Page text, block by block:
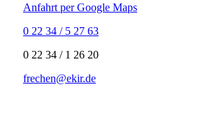
Anfahrt per Google Maps
0 22 34 / 5 27 63
‍0 22 34 / ‍1 26 20
frechen@ekir.de